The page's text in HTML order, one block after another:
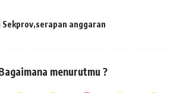
Sekprov serapan anggaran
menurutmu ?